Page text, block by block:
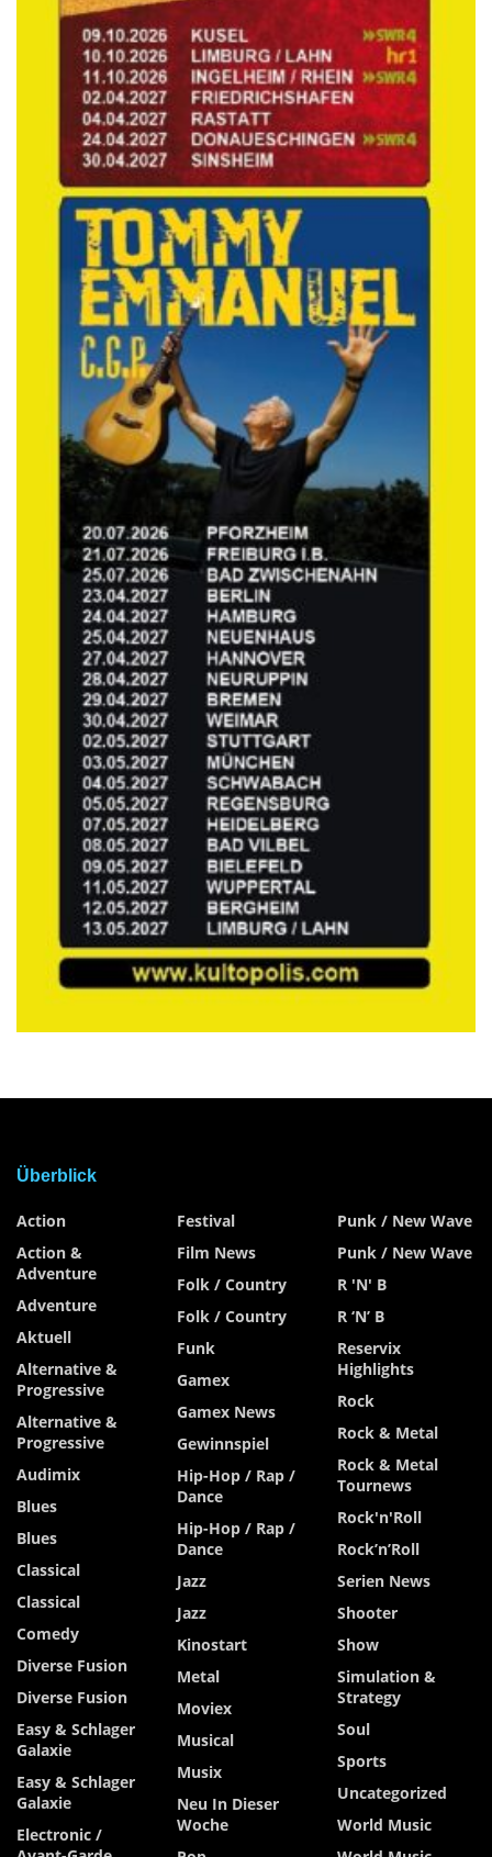
Überblick
Action
Action &
Adventure
Adventure
Aktuell
Alternative &
Progressive
Alternative &
Progressive
Audimix
Blues
Blues
Classical
Classical
Comedy
Diverse Fusion
Diverse Fusion
Easy & Schlager
Galaxie
Easy & Schlager
Galaxie
Electronic /
Festival
Film News
Folk / Country
Folk / Country
Funk
Gamex
Gamex News
Gewinnspiel
Hip-Hop / Rap /
Dance
Hip-Hop / Rap /
Dance
Jazz
Jazz
Kinostart
Metal
Moviex
Musical
Musix
Neu In Dieser
Woche
Punk / New Wave
Punk / New Wave
R 'n' B
R ‘n’ B
Reservix
Highlights
Rock
Rock & Metal
Rock & Metal
Tournews
Rock'n'Roll
Rock’n’Roll
Serien News
Shooter
Show
Simulation &
Strategy
Soul
Sports
Uncategorized
World Music